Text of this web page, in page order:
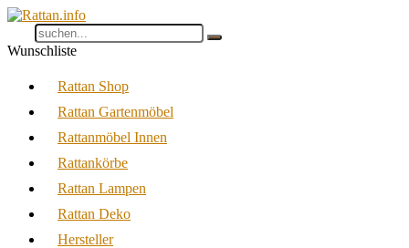
Wunschliste
Rattan Shop
Rattan Gartenmöbel
Rattanmöbel Innen
Rattankörbe
Rattan Lampen
Rattan Deko
Hersteller